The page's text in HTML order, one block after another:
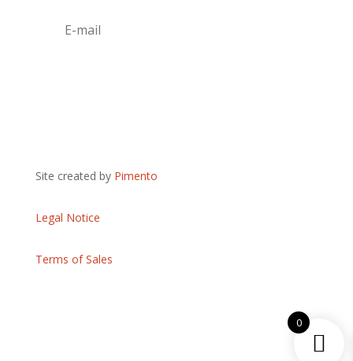
Site created by Pimento
Legal Notice
Terms of Sales
0